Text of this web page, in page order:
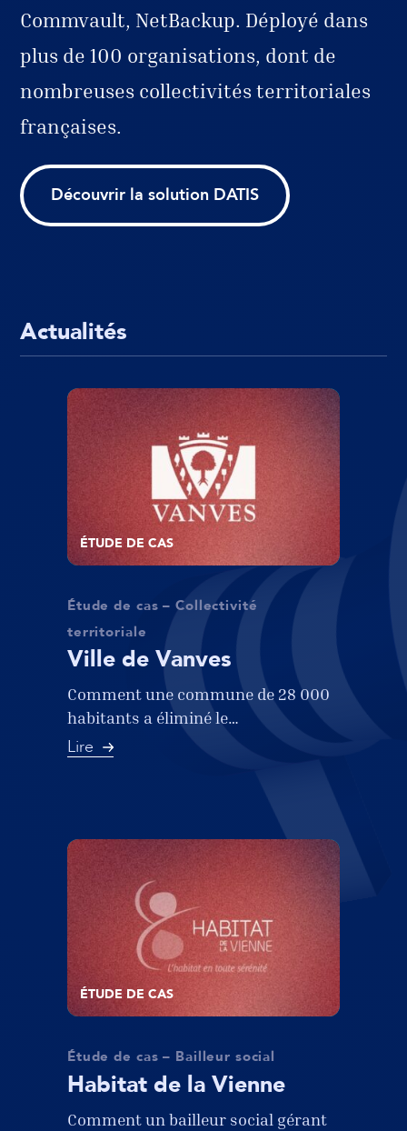
Commvault, NetBackup. Déployé dans
plus de 100 organisations, dont de
nombreuses collectivités territoriales
françaises.
Découvrir la solution DATIS
Actualités
ÉTUDE DE CAS
Étude de cas – Collectivité
territoriale
Ville de Vanves
Comment une commune de 28 000
habitants a éliminé le…
Lire
ÉTUDE DE CAS
Étude de cas – Bailleur social
Habitat de la Vienne
Comment un bailleur social gérant